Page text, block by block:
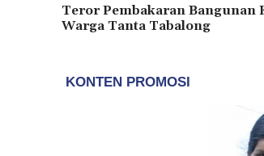
Teror Pembakaran Bangunan
Warga Tanta Tabalong